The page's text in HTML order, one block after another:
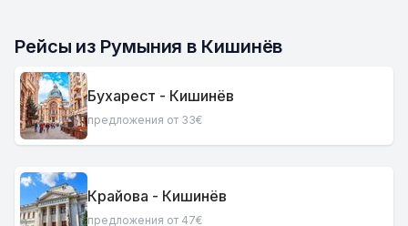
Рейсы из Румыния в Кишинёв
Бухарест - Кишинёв
предложения от 33€
Крайова - Кишинёв
предложения от 47€